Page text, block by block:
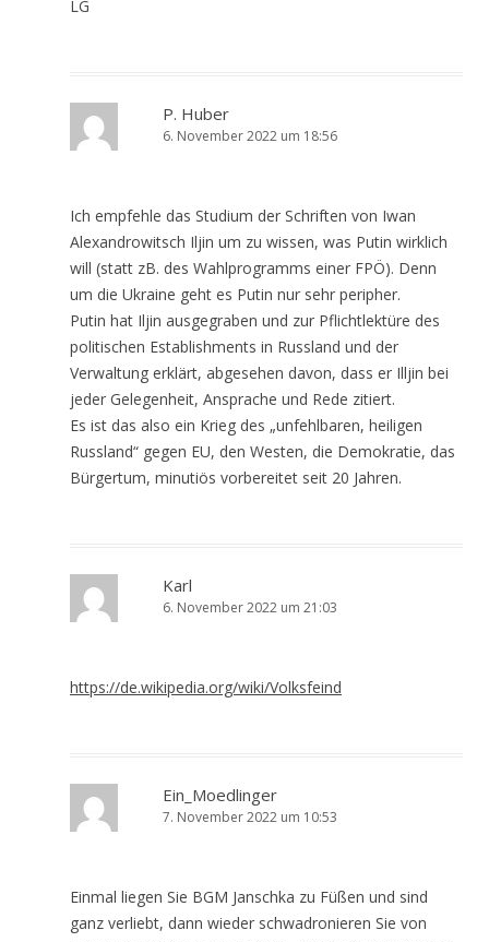
LG
P. Huber
6. November 2022 um 18:56
Ich empfehle das Studium der Schriften von Iwan
Alexandrowitsch Iljin um zu wissen, was Putin wirklich
will (statt zB. des Wahlprogramms einer FPÖ). Denn
um die Ukraine geht es Putin nur sehr peripher.
Putin hat Iljin ausgegraben und zur Pflichtlektüre des
politischen Establishments in Russland und der
Verwaltung erklärt, abgesehen davon, dass er Illjin bei
jeder Gelegenheit, Ansprache und Rede zitiert.
Es ist das also ein Krieg des „unfehlbaren, heiligen
Russland“ gegen EU, den Westen, die Demokratie, das
Bürgertum, minutiös vorbereitet seit 20 Jahren.
Karl
6. November 2022 um 21:03
https://de.wikipedia.org/wiki/Volksfeind
Ein_Moedlinger
7. November 2022 um 10:53
Einmal liegen Sie BGM Janschka zu Füßen und sind
ganz verliebt, dann wieder schwadronieren Sie von